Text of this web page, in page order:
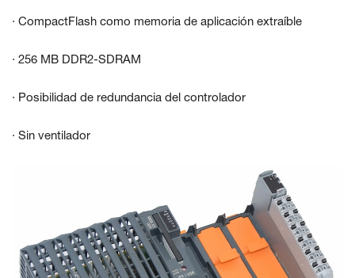
· CompactFlash como memoria de aplicación extraíble
· 256 MB DDR2-SDRAM
· Posibilidad de redundancia del controlador
· Sin ventilador